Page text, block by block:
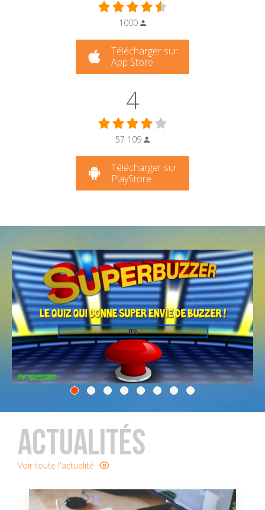
1000
Télécharger sur
App Store
4
57 109
Télécharger sur
PlayStore
ACTUALITÉS
Voir toute l'actualité